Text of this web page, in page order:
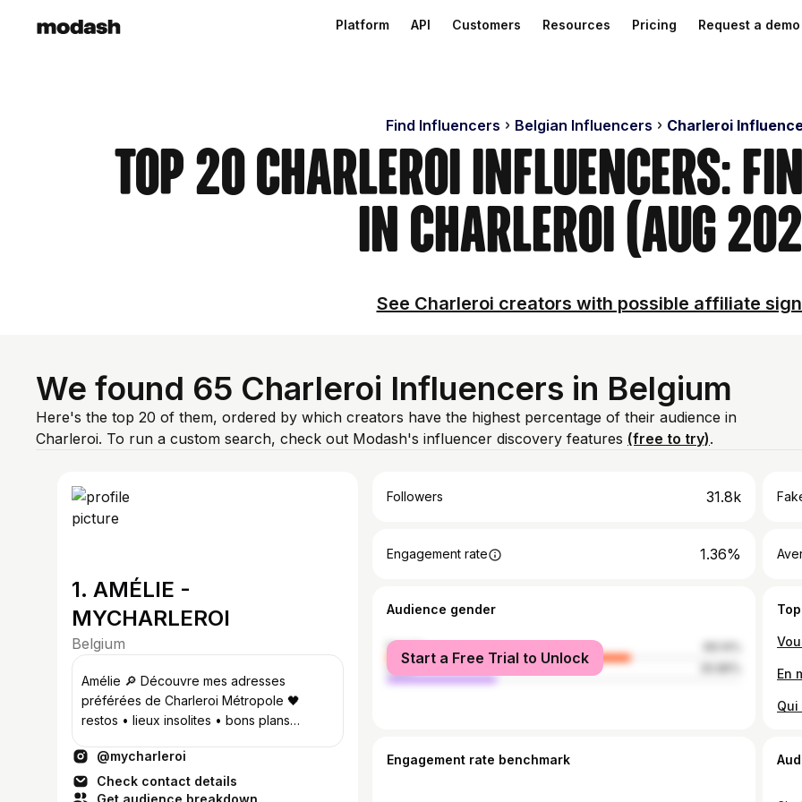
Platform API Customers Resources Pricing Request a demo
Find Influencers Belgian Influencers Charleroi
Top 20 Charleroi Influencers:
in Charleroi (Aug
See Charleroi creators with possible affiliate
We found 65 Charleroi Influencers in Belgium
Here's the top 20 of them, ordered by which creators have the highest percentage of their audience in
Charleroi. To run a custom search, check out Modash's influencer discovery features (free to try).
1. AMÉLIE -
MYCHARLEROI
Belgium
Amélie 🔎 Découvre mes adresses
préférées de Charleroi Métropole 🖤
restos • lieux insolites • bons plans
@mycharleroi
Check contact details
Get audience breakdown
Followers 31.8k
Engagement rate 1.36%
Audience gender
female
male
Start a Free Trial to Unlock
Engagement rate benchmark